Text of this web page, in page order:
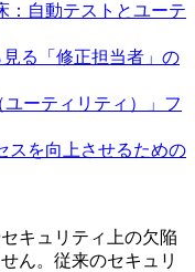
：自動テストとユーテ
見る「修正担当者」の
ーティリティ）」フ
スを向上させるための
キュリティ上の欠陥
ん。従来のセキュリ